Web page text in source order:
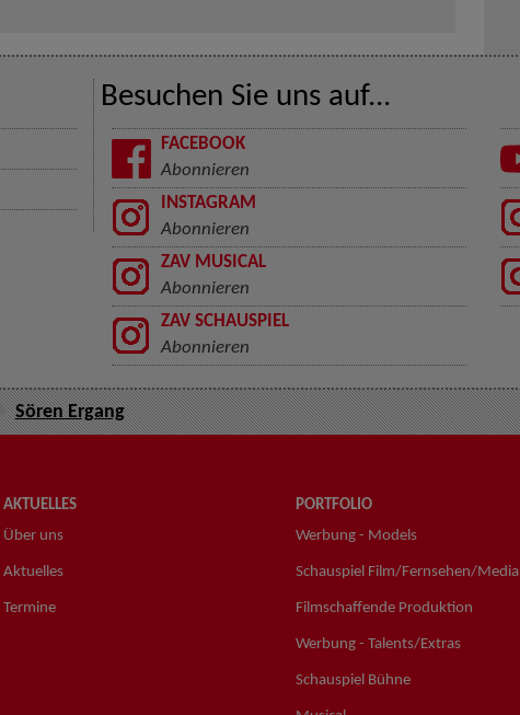
Besuchen Sie uns auf...
FACEBOOK
Abonnieren
INSTAGRAM
Abonnieren
ZAV MUSICAL
Abonnieren
ZAV SCHAUSPIEL
Abonnieren
Sören Ergang
AKTUELLES
Über uns
Aktuelles
Termine
PORTFOLIO
Werbung - Models
Schauspiel Film/Fernsehen/Media
Filmschaffende Produktion
Werbung - Talents/Extras
Schauspiel Bühne